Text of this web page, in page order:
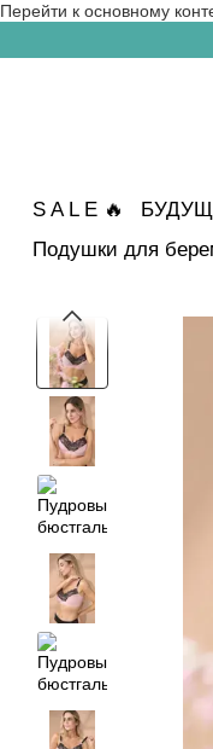
Перейти к основному
S A L E 🔥
Подушки для